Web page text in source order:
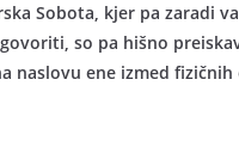
Sobota, kjer pa zaradi
so pa hišno
naslovu ene izmed fizičnih